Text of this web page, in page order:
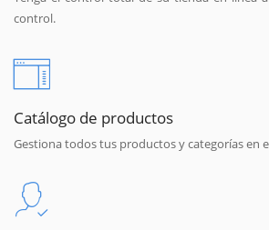
control.
Catálogo de productos
Gestiona todos tus productos y categorías en